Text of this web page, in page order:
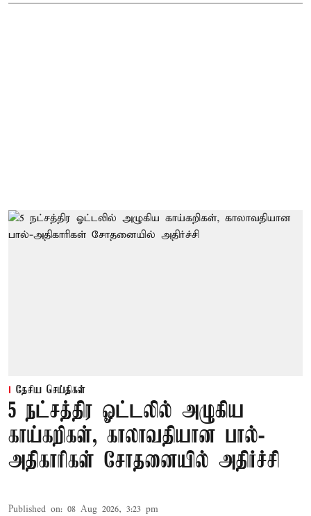
தேசிய செய்திகள்
5 நட்சத்திர ஓட்டலில் அழுகிய
காய்கறிகள், காலாவதியான பால்-
அதிகாரிகள் சோதனையில் அதிர்ச்சி
Published on: 08 Aug 2026, 3:23 pm